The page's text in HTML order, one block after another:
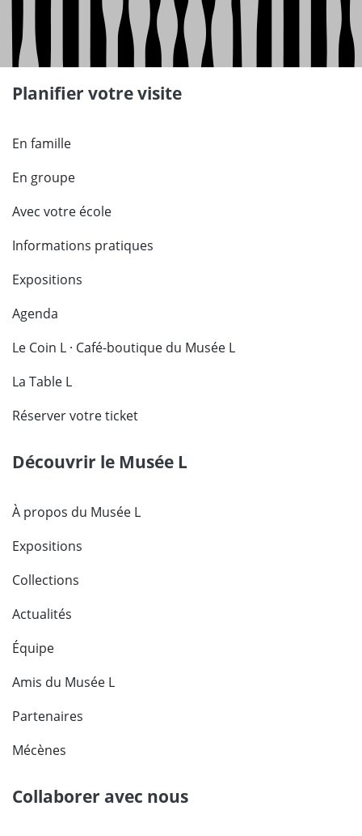
Planifier votre visite
En famille
En groupe
Avec votre école
Informations pratiques
Expositions
Agenda
Le Coin L · Café-boutique du Musée L
La Table L
Réserver votre ticket
Découvrir le Musée L
À propos du Musée L
Expositions
Collections
Actualités
Équipe
Amis du Musée L
Partenaires
Mécènes
Collaborer avec nous